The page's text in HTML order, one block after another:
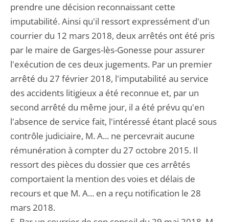
prendre une décision reconnaissant cette
imputabilité. Ainsi qu'il ressort expressément d'un
courrier du 12 mars 2018, deux arrêtés ont été pris
par le maire de Garges-lès-Gonesse pour assurer
l'exécution de ces deux jugements. Par un premier
arrêté du 27 février 2018, l'imputabilité au service
des accidents litigieux a été reconnue et, par un
second arrêté du même jour, il a été prévu qu'en
l'absence de service fait, l'intéressé étant placé sous
contrôle judiciaire, M. A... ne percevrait aucune
rémunération à compter du 27 octobre 2015. Il
ressort des pièces du dossier que ces arrêtés
comportaient la mention des voies et délais de
recours et que M. A... en a reçu notification le 28
mars 2018.